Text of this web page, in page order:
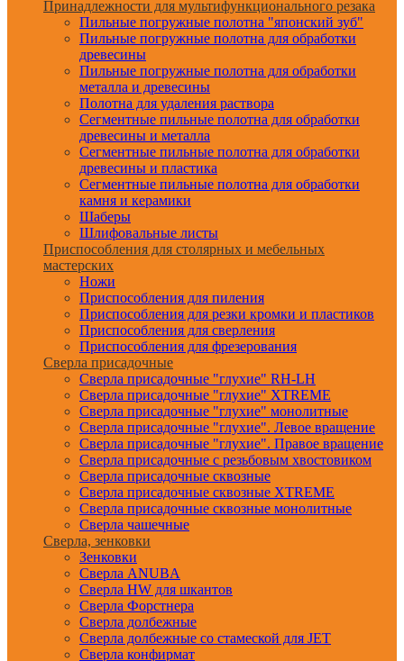
Принадлежности для мультифункционального резака
Пильные погружные полотна "японский зуб"
Пильные погружные полотна для обработки
древесины
Пильные погружные полотна для обработки
металла и древесины
Полотна для удаления раствора
Сегментные пильные полотна для обработки
древесины и металла
Сегментные пильные полотна для обработки
древесины и пластика
Сегментные пильные полотна для обработки
камня и керамики
Шаберы
Шлифовальные листы
Приспособления для столярных и мебельных
мастерских
Ножи
Приспособления для пиления
Приспособления для резки кромки и пластиков
Приспособления для сверления
Приспособления для фрезерования
Сверла присадочные
Сверла присадочные "глухие" RH-LH
Сверла присадочные "глухие" XTREME
Сверла присадочные "глухие" монолитные
Сверла присадочные "глухие". Левое вращение
Сверла присадочные "глухие". Правое вращение
Сверла присадочные с резьбовым хвостовиком
Сверла присадочные сквозные
Сверла присадочные сквозные XTREME
Сверла присадочные сквозные монолитные
Сверла чашечные
Сверла, зенковки
Зенковки
Сверла ANUBA
Сверла HW для шкантов
Сверла Форстнера
Сверла долбежные
Сверла долбежные со стамеской для JET
Сверла конфирмат